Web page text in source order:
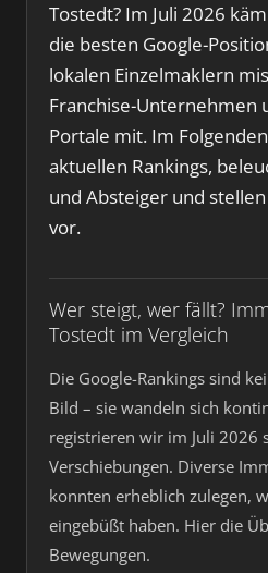
Tostedt? Im Juli 2026
die besten Google-
lokalen Einzelmaklern
Franchise-Unternehmen
Portale mit. Im
aktuellen Rankings,
und Absteiger und
vor.
Wer steigt, wer fällt?
Tostedt im Vergleich
Die Google-Rankings sind
Bild – sie wandeln sich
registrieren wir im Juli 2026
Verschiebungen. Diverse
konnten erheblich zulegen,
eingebüßt haben. Hier die
Bewegungen.